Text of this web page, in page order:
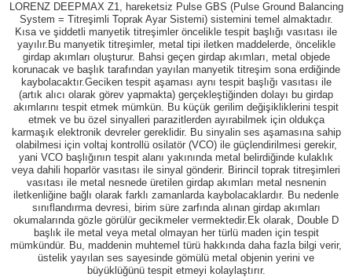
LORENZ DEEPMAX Z1, hareketsiz Pulse GBS (Pulse Ground Balancing
System = Titreşimli Toprak Ayar Sistemi) sistemini temel almaktadır.
Kısa ve şiddetli manyetik titreşimler öncelikle tespit başlığı vasıtası ile
yayılır.Bu manyetik titreşimler, metal tipi iletken maddelerde, öncelikle
girdap akımları oluşturur. Bahsi geçen girdap akımları, metal objede
korunacak ve başlık tarafından yayılan manyetik titreşim sona erdiğinde
kaybolacaktır.Geciken tespit aşaması aynı tespit başlığı vasıtası ile
(artık alıcı olarak görev yapmakta) gerçekleştiğinden dolayı bu girdap
akımlarını tespit etmek mümkün. Bu küçük gerilim değişikliklerini tespit
etmek ve bu özel sinyalleri parazitlerden ayırabilmek için oldukça
karmaşık elektronik devreler gereklidir. Bu sinyalin ses aşamasına sahip
olabilmesi için voltaj kontrollü osilatör (VCO) ile güçlendirilmesi gerekir,
yani VCO başlığının tespit alanı yakınında metal belirdiğinde kulaklık
veya dahili hoparlör vasıtası ile sinyal gönderir. Birincil toprak titreşimleri
vasıtası ile metal nesnede üretilen girdap akımları metal nesnenin
iletkenliğine bağlı olarak farklı zamanlarda kaybolacaklardır. Bu nedenle
sınıflandırma devresi, birim süre zarfında alınan girdap akımları
okumalarında gözle görülür gecikmeler vermektedir.Ek olarak, Double D
başlık ile metal veya metal olmayan her türlü maden için tespit
mümkündür. Bu, maddenin muhtemel türü hakkında daha fazla bilgi verir,
üstelik yayılan ses sayesinde gömülü metal objenin yerini ve
büyüklüğünü tespit etmeyi kolaylaştırır.